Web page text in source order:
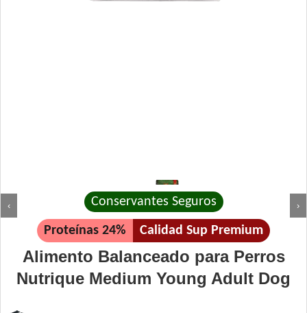
‹ ›
Conservantes Seguros
Proteínas 24% Calidad Sup Premium
Alimento Balanceado para Perros
Nutrique Medium Young Adult Dog